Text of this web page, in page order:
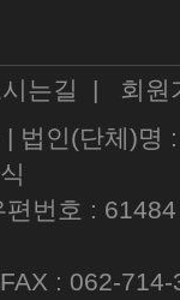
는길 |
회원
법인(단체)명
번호 :
: 062-